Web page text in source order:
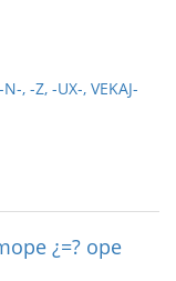
, -Z, -UX-, VEKAJ-
¿=? ope